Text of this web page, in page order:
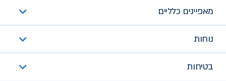
מאפיינים כלליים
נוחות
בטיחות